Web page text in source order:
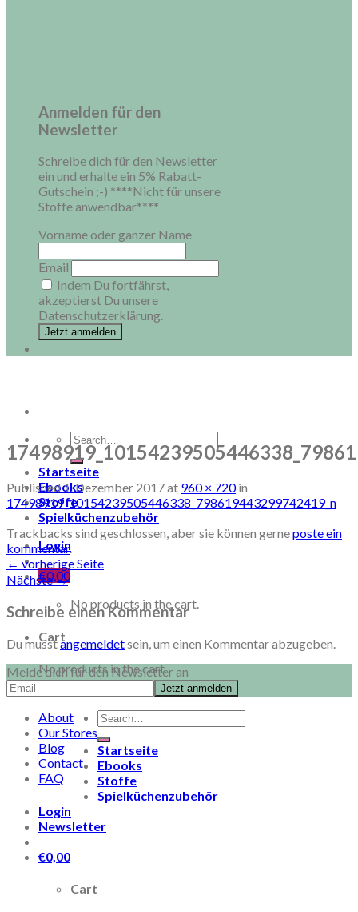
Anmelden für den
Newsletter
Schreibe dich für den Newsletter
ein und erhalte ein 5% Rabatt-
Gutschein ;-) ****Nicht für unsere
Stoffe anwendbar****
Vorname oder ganzer Name
Email
Indem Du fortfährst,
akzeptierst Du unsere
Datenschutzerklärung.
Search
for:
Startseite
Ebooks
Stoffe
Spielküchenzubehör
Login
€0,00
No products in the cart.
Cart
No products in the cart.
Published1. Dezember 2017at 960 × 720in
17498919_10154239505446338_798619443299742419_n
Trackbacks sind geschlossen, aber sie können gerneposte ein
kommentar.
← vorherige Seite
Nächste→
Schreibe einen Kommentar
Du musstangemeldetsein, um einen Kommentar abzugeben.
Melde dich für den Newsletter an
About
Our Stores
Blog
Contact
FAQ
Search
for:
Startseite
Ebooks
Stoffe
Spielküchenzubehör
Login
Newsletter
€0,00
Cart